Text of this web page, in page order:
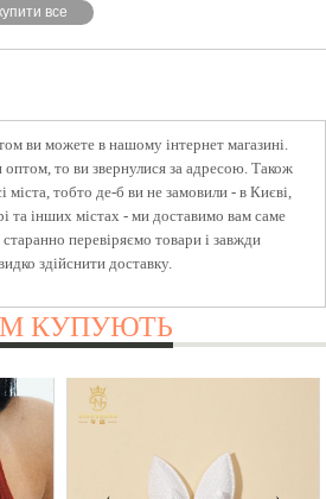
все
ви можете в нашому інтернет магазині.
то ви звернулися за адресою. Також
тобто де-б ви не замовили - в Києві,
та інших містах - ми доставимо вам саме
перевіряємо товари і завжди
здійснити доставку.
КУПУЮТЬ